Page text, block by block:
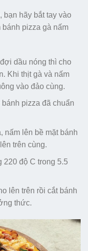
bạn hãy bắt tay vào
pizza gà nấm
dầu nóng thì cho
Khi thịt gà và nấm
vào đảo cùng.
pizza đã chuẩn
nấm lên bề mặt bánh
trên cùng.
độ C trong 5.5
lên trên rồi cắt bánh
thức.